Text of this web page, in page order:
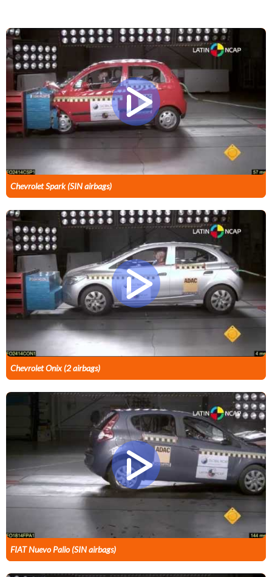
Chevrolet Spark (SIN airbags)
Chevrolet Onix (2 airbags)
FIAT Nuevo Palio (SIN airbags)